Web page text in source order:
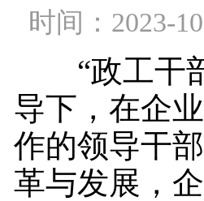
时间：2023-
“政工干部
导下，在企
作的领导干
革与发展，